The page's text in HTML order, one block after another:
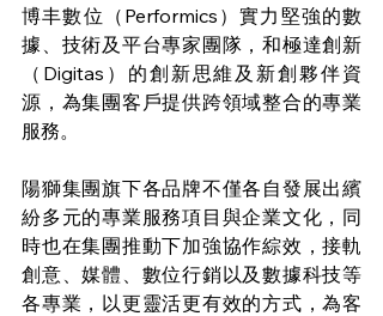
博丰數位（Performics）實力堅強的數
據、技術及平台專家團隊，和極達創新
（Digitas）的創新思維及新創夥伴資
源，為集團客戶提供跨領域整合的專業
服務。
陽獅集團旗下各品牌不僅各自發展出繽
紛多元的專業服務項目與企業文化，同
時也在集團推動下加強協作綜效，接軌
創意、媒體、數位行銷以及數據科技等
各專業，以更靈活更有效的方式，為客